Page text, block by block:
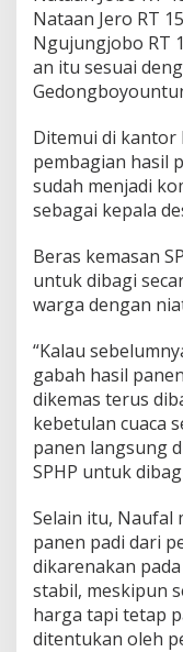
Nataan Jero RT
Ngujungjobo RT
an itu sesuai
Ditemui di kantor
pembagian hasil
sudah menjadi
sebagai kepala
Beras kemasan
untuk dibagi
warga dengan
“Kalau
gabah hasil
dikemas terus
kebetulan cuaca
panen langsung
SPHP untuk
Selain itu, Naufal
panen padi dari
dikarenakan
stabil, meskipun
harga tapi tetap
ditentukan oleh